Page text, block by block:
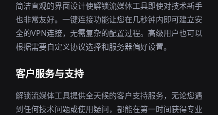
简洁直观的界面设计使解锁流媒体工具即使对技术新手
也非常友好。一键连接功能让您在几秒钟内即可建立安
全的VPN连接，无需复杂的配置过程。高级用户也可以
根据需要自定义协议选择和服务器偏好设置。
客户服务与支持
解锁流媒体工具提供全天候的客户支持服务，无论您遇
到任何技术问题或使用疑问，都能在第一时间获得专业